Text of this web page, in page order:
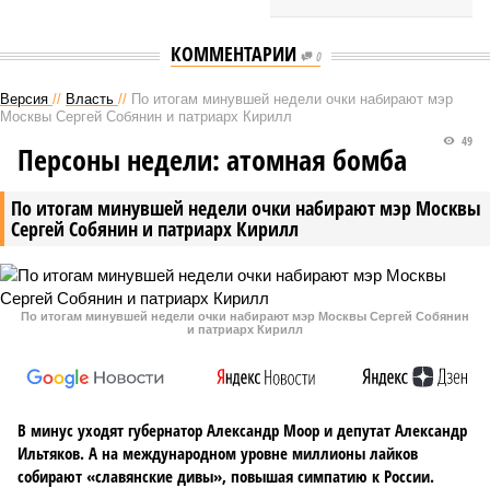
КОММЕНТАРИИ 0
Версия // Власть // По итогам минувшей недели очки набирают мэр
Москвы Сергей Собянин и патриарх Кирилл
По итогам минувшей недели очки набирают мэр Москвы
Сергей Собянин и патриарх Кирилл
49
Персоны недели: атомная бомба
По итогам минувшей недели очки набирают мэр Москвы Сергей Собянин
и патриарх Кирилл
В минус уходят губернатор Александр Моор и депутат Александр
Ильтяков. А на международном уровне миллионы лайков
собирают «славянские дивы», повышая симпатию к России.